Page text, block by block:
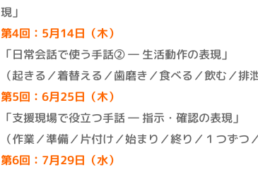
現」
第4回：5月14日（木）
「日常会話で使う手話② ― 生活動作の表現」
（起きる／着替える／歯磨き／食べる／飲む／排
第5回：6月25日（木）
「支援現場で役立つ手話 ― 指示・確認の表現」
（作業／準備／片付け／始まり／終り／１つずつ
第6回：7月29日（水）